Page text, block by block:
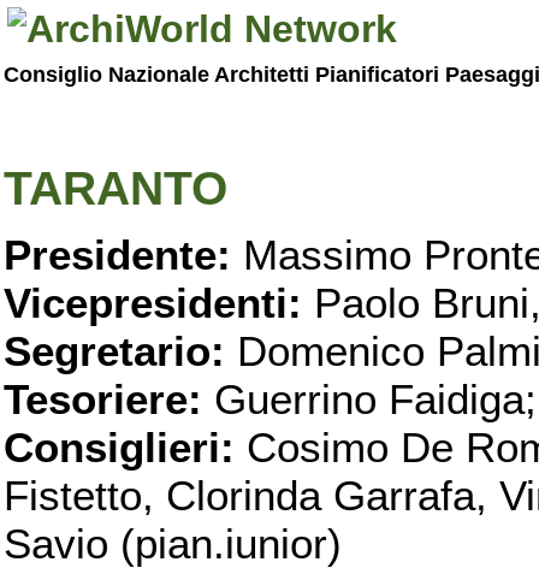
Consiglio Nazionale Architetti Pianificatori
TARANTO
Presidente: Massimo
Vicepresidenti: Paolo
Segretario: Domenico
Tesoriere: Guerrino Faidiga;
Consiglieri: Cosimo De
Fistetto, Clorinda Garrafa,
Savio (pian.iunior)